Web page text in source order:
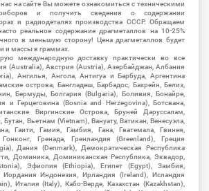
на сайте Вы можете ознакомиться с техническими
и получить сведения о содержании
и радиодеталях производства СССР. Обращаем
реальное содержание драгметаллов на 10-25%
в меньшую сторону! Цена драгметаллов будет
и массы в граммах.
международную доставку практически во все
(Australia), Австрия (Austria), Азербайджан, Албания
Ангилья, Ангола, Антигуа и Барбуда, Аргентина
острова, Бангладеш, Барбадос, Бахрейн, Белиз,
Бермуды, Болгария (Bulgaria), Боливия, Бонайре,
и Герцеговина (Bosnia and Herzegovina), Ботсвана,
Виргинские Острова, Бруней Даруссалам,
Вьетнам (Vietnam), Вануату, Ватикан, Венесуэла,
Гаити, Гамия, Гамбия, Гана, Гватемала, Гвинея,
Гонконг, Гренада, Гренландия (Greenland), Греция
Дания (Denmark), Демократическая Республика
Доминика, Доминиканская Республика, Эквадор,
Эфиопия (Ethiopia), Египет (Egypt), Замбия,
Иордания Индонезия, Ирландия (Ireland), Исландия
Италия (Italy), Кабо-Верде, Казахстан (Kazakhstan),